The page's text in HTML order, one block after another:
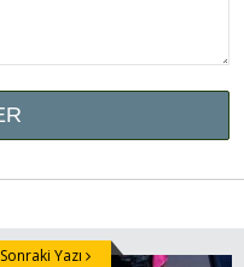
Sonraki Yazı